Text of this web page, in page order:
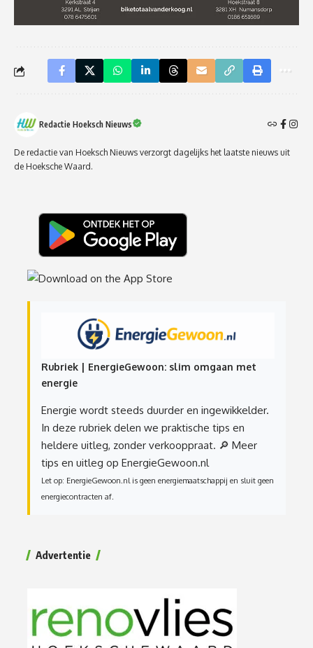
Redactie Hoeksch Nieuws
De redactie van Hoeksch Nieuws verzorgt dagelijks het laatste nieuws uit
de Hoeksche Waard.
Rubriek | EnergieGewoon: slim omgaan met
energie
Energie wordt steeds duurder en ingewikkelder.
In deze rubriek delen we praktische tips en
heldere uitleg, zonder verkooppraat. 🔎 Meer
tips en uitleg op EnergieGewoon.nl
Let op: EnergieGewoon.nl is geen energiemaatschappij en sluit geen
energiecontracten af.
Advertentie